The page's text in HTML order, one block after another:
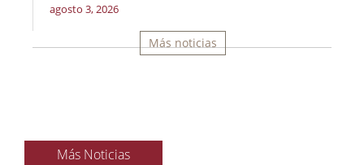
agosto 3, 2026
Más noticias
Más Noticias